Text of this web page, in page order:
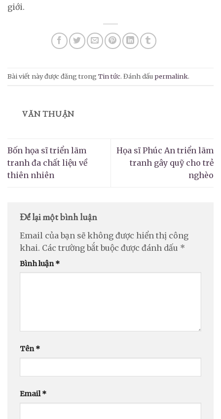
giới.
Bài viết này được đăng trong Tin tức. Đánh dấu permalink.
VĂN THUẬN
Bốn họa sĩ triển lãm
tranh đa chất liệu về
thiên nhiên
Họa sĩ Phúc An triển lãm
tranh gây quỹ cho trẻ
nghèo
Để lại một bình luận
Email của bạn sẽ không được hiển thị công
khai. Các trường bắt buộc được đánh dấu *
Bình luận *
Tên*
Email*